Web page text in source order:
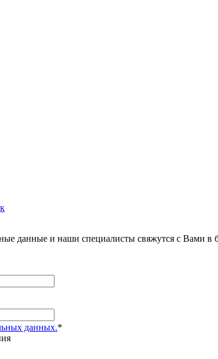
данные и наши специалисты свяжутся с Вами в
данных.*